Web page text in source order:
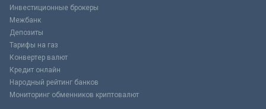
Инвестиционные брокеры
Межбанк
Депозиты
Тарифы на газ
Конвертер валют
Кредит онлайн
Народный рейтинг банков
Мониторинг обменников криптовалют